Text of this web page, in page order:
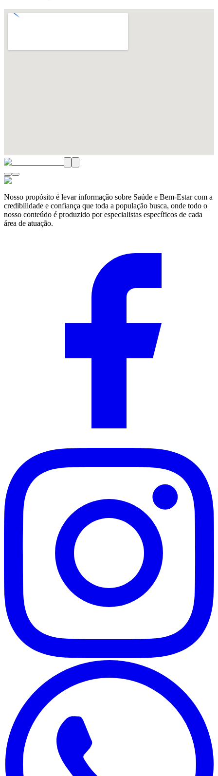
Nosso propósito é levar informação sobre Saúde e Bem-Estar com a
credibilidade e confiança que toda a população busca, onde todo o
nosso conteúdo é produzido por especialistas específicos de cada
área de atuação.